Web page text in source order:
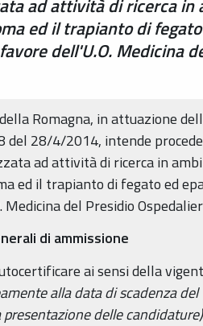
ad attività di ricerca in
ed il trapianto di
dell'U.O. Medicina
della Romagna, in attuazione
del 28/4/2014, intende
ad attività di ricerca in
ed il trapianto di fegato ed
Medicina del Presidio
di ammissione
ai sensi della
alla data di scadenza
presentazione delle